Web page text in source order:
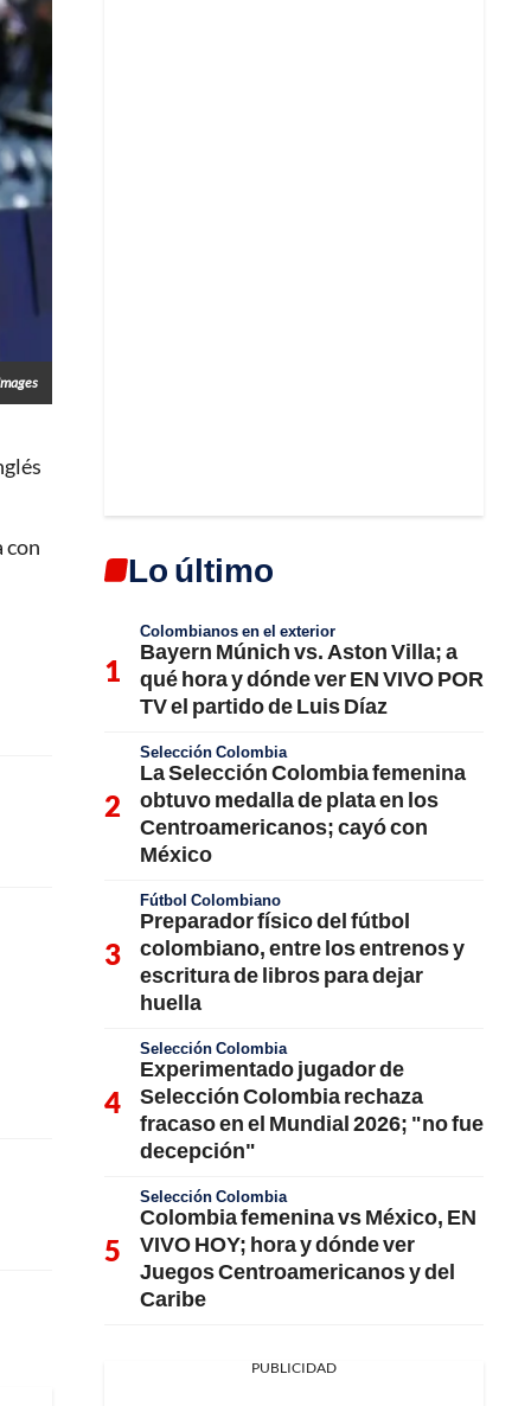
con
Lo último
Colombianos en el exterior
Bayern Múnich vs. Aston Villa; a
qué hora y dónde ver EN VIVO POR
TV el partido de Luis Díaz
Selección Colombia
La Selección Colombia femenina
obtuvo medalla de plata en los
Centroamericanos; cayó con
México
Fútbol Colombiano
Preparador físico del fútbol
colombiano, entre los entrenos y
escritura de libros para dejar
huella
Selección Colombia
Experimentado jugador de
Selección Colombia rechaza
fracaso en el Mundial 2026; "no fue
decepción"
Selección Colombia
Colombia femenina vs México, EN
VIVO HOY; hora y dónde ver
Juegos Centroamericanos y del
Caribe
PUBLICIDAD